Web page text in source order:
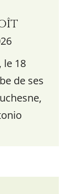
le 18
de ses